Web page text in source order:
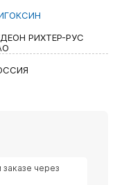
РИХТЕР-РУС
через